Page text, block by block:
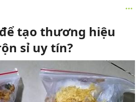
tạo thương hiệu
sỉ uy tín?